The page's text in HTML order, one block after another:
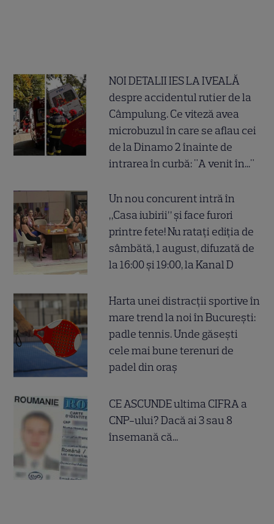
NOI DETALII IES LA IVEALĂ
despre accidentul rutier de la
Câmpulung. Ce viteză avea
microbuzul în care se aflau cei
de la Dinamo 2 înainte de
intrarea în curbă: "A venit în..."
Un nou concurent intră în
„Casa iubirii” și face furori
printre fete! Nu ratați ediția de
sâmbătă, 1 august, difuzată de
la 16:00 și 19:00, la Kanal D
Harta unei distracții sportive în
mare trend la noi în București:
padle tennis. Unde găsești
cele mai bune terenuri de
padel din oraș
CE ASCUNDE ultima CIFRA a
CNP-ului? Dacă ai 3 sau 8
însemană că...